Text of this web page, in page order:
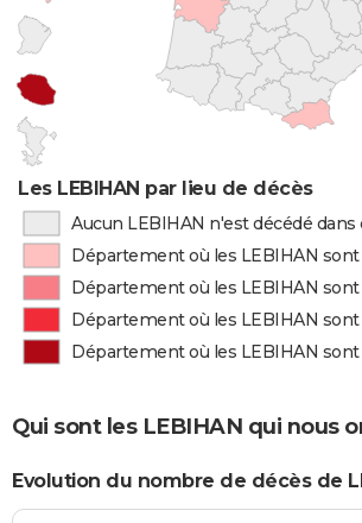
Les LEBIHAN par lieu de décès
Aucun LEBIHAN n'est décédé
Département où les LEBIHAN
Département où les LEBIHAN
Département où les LEBIHAN
Département où les LEBIHAN
Qui sont les LEBIHAN qui nous
Evolution du nombre de décès de